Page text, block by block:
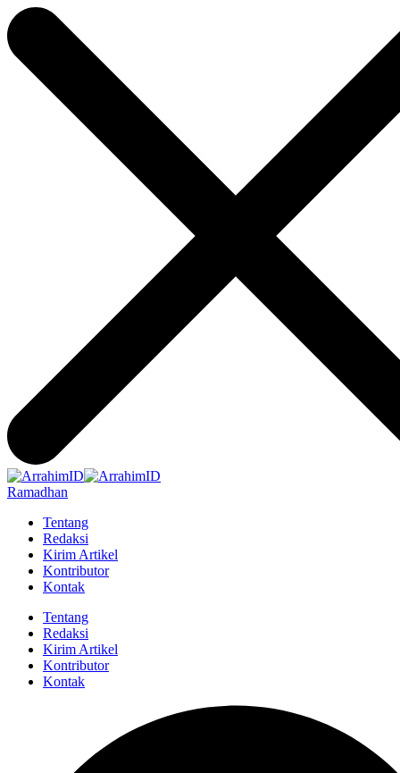
Ramadhan
Tentang
Redaksi
Kirim Artikel
Kontributor
Kontak
Tentang
Redaksi
Kirim Artikel
Kontributor
Kontak